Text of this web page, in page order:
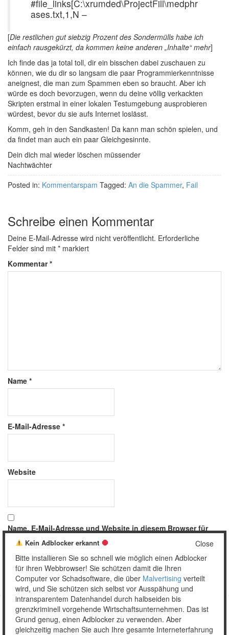
#file_links[C:\xrumded\ProjectFill\medphr
ases.txt,1,N –
[Die restlichen gut siebzig Prozent des Sondermülls habe ich
einfach rausgekürzt, da kommen keine anderen „Inhalte“ mehr]
Ich finde das ja total toll, dir ein bisschen dabei zuschauen zu
können, wie du dir so langsam die paar Programmierkenntnisse
aneignest, die man zum Spammen eben so braucht. Aber ich
würde es doch bevorzugen, wenn du deine völlig verkackten
Skripten erstmal in einer lokalen Testumgebung ausprobieren
würdest, bevor du sie aufs Internet loslässt.
Komm, geh in den Sandkasten! Da kann man schön spielen, und
da findet man auch ein paar Gleichgesinnte.
Dein dich mal wieder löschen müssender
Nachtwächter
Posted in: Kommentarspam Tagged: An die Spammer, Fail
Schreibe einen Kommentar
Deine E-Mail-Adresse wird nicht veröffentlicht. Erforderliche
Felder sind mit * markiert
Kommentar*
Name *
E-Mail-Adresse *
Website
Name, E-Mail-Adresse und Website in diesem Browser für
meinen nächsten Kommentar speichern.
Copyright © 2026 Unser täglich Spam.
MobileWordPress Theme by themehall.com
Close
Kein Adblocker erkannt
Bitte installieren Sie so schnell wie möglich einen Adblocker
für ihren Webbrowser! Sie schützen damit die Ihren
Computer vor Schadsoftware, die über Malvertising verteilt
wird, und Sie schützen sich selbst vor Ausspähung und
intransparentem Datenhandel durch halbseiden bis
grenzkriminell vorgehende Wirtschaftsunternehmen. Das ist
Grund genug, einen Adblocker zu verwenden. Aber
gleichzeitig machen Sie auch Ihre gesamte Interneterfahrung